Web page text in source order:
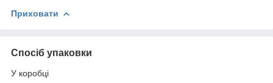
Приховати
Спосіб упаковки
У коробці